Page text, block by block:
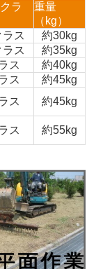
ラ
重量
（kg）
ラス
約30kg
ラス
約35kg
ス
約40kg
ス
約45kg
ス
約45kg
ス 約55kg